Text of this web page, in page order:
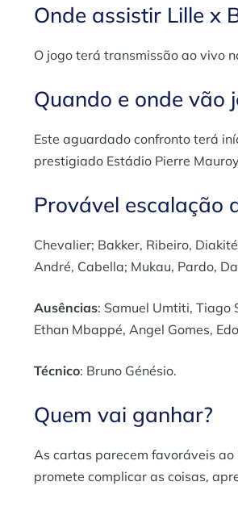
Onde assistir Lille x
O jogo terá transmissão ao vivo
Quando e onde vão
Este aguardado confronto terá
prestigiado Estádio Pierre
Provável escalação
Chevalier; Bakker, Ribeiro,
André, Cabella; Mukau, Pardo,
Ausências: Samuel Umtiti, Tiago
Ethan Mbappé, Angel Gomes,
Técnico: Bruno Génésio.
Quem vai ganhar?
As cartas parecem favoráveis ao
promete complicar as coisas,